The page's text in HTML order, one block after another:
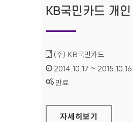
KB국민카드 개인
기관명 :
(주) KB국민카드
인증기간 :
2014.10.17 ~ 2015.10.16
상태 :
만료
KB국민카드 개인 홈
자세히보기